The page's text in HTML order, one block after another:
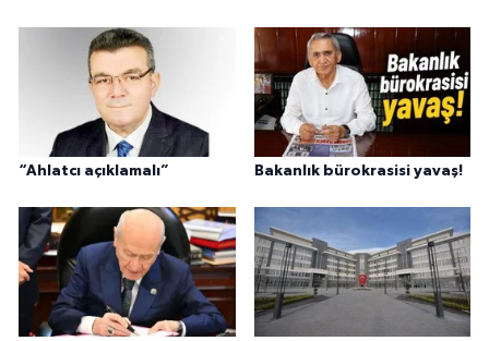
“Ahlatcı açıklamalı” Bakanlık bürokrasisi yavaş!